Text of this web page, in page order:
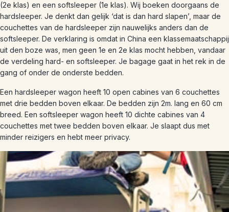
(2e klas) en een softsleeper (1e klas). Wij boeken doorgaans de
hardsleeper. Je denkt dan gelijk ‘dat is dan hard slapen’, maar de
couchettes van de hardsleeper zijn nauwelijks anders dan de
softsleeper. De verklaring is omdat in China een klassemaatschappij
uit den boze was, men geen 1e en 2e klas mocht hebben, vandaar
de verdeling hard- en softsleeper. Je bagage gaat in het rek in de
gang of onder de onderste bedden.
Een hardsleeper wagon heeft 10 open cabines van 6 couchettes
met drie bedden boven elkaar. De bedden zijn 2m. lang en 60 cm
breed. Een softsleeper wagon heeft 10 dichte cabines van 4
couchettes met twee bedden boven elkaar. Je slaapt dus met
minder reizigers en hebt meer privacy.